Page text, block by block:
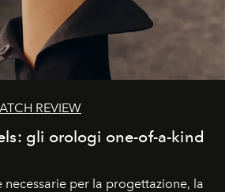
REVIEW
gli orologi one-of-a-kind
per la progettazione, la